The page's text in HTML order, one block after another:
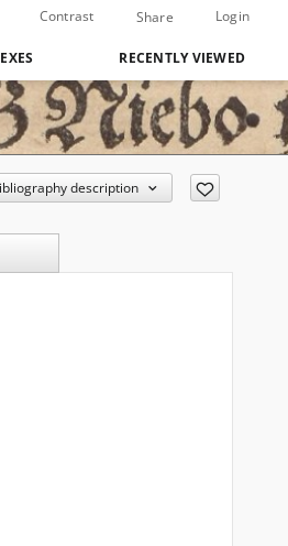
Contrast Share Login
RECENTLY VIEWED
description